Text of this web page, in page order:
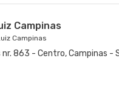
Campinas
Campinas
863 - Centro, Campinas -